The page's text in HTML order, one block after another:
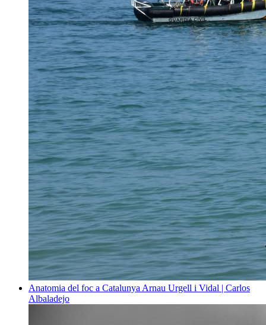
Anatomia del foc a Catalunya Arnau Urgell i Vidal | Carlos
Albaladejo